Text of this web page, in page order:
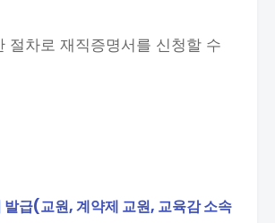
절차로 재직증명서를 신청할 수
급(교원, 계약제 교원, 교육감 소속